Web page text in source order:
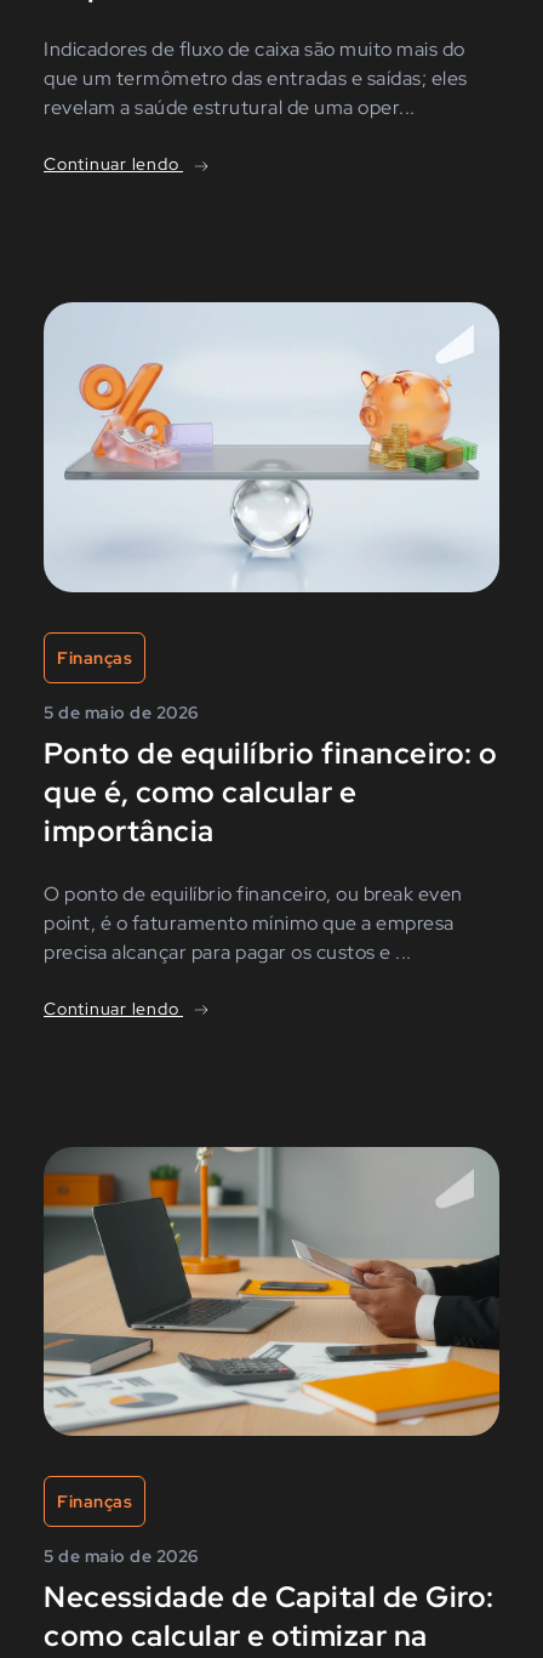
Indicadores de fluxo de caixa são muito mais do
que um termômetro das entradas e saídas; eles
revelam a saúde estrutural de uma oper...
Continuar lendo
Finanças
5 de maio de 2026
Ponto de equilíbrio financeiro: o
que é, como calcular e
importância
O ponto de equilíbrio financeiro, ou break even
point, é o faturamento mínimo que a empresa
precisa alcançar para pagar os custos e ...
Continuar lendo
Finanças
5 de maio de 2026
Necessidade de Capital de Giro:
como calcular e otimizar na